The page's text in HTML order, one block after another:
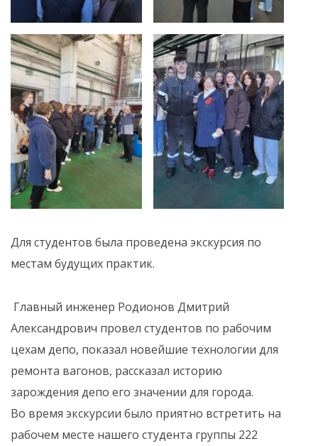
Для студентов была проведена экскурсия по
местам будущих практик.
️ Главный инженер Родионов Дмитрий
Александрович провел студентов по рабочим
цехам депо, показал новейшие технологии для
ремонта вагонов, рассказал историю
зарождения депо его значении для города.
Во время экскурсии было приятно встретить на
рабочем месте нашего студента группы 222